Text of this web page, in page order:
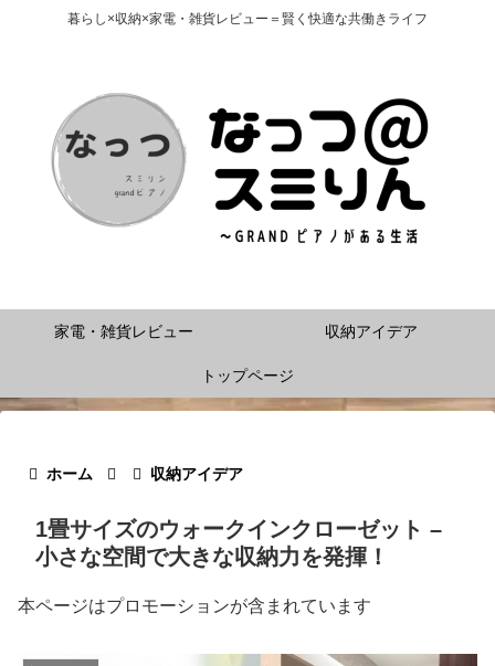
暮らし×収納×家電・雑貨レビュー＝賢く快適な共働きライフ
家電・雑貨レビュー 収納アイデア
トップページ
ホーム 収納アイデア
1畳サイズのウォークインクローゼット –
小さな空間で大きな収納力を発揮！
本ページはプロモーションが含まれています